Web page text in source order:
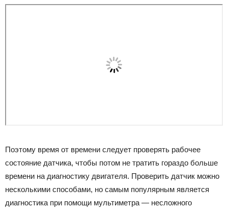
Поэтому время от времени следует проверять рабочее
состояние датчика, чтобы потом не тратить гораздо больше
времени на диагностику двигателя. Проверить датчик можно
несколькими способами, но самым популярным является
диагностика при помощи мультиметра — несложного